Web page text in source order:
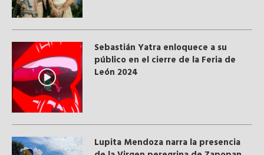
Sebastián Yatra enloquece a su
público en el cierre de la Feria de
León 2024
Lupita Mendoza narra la presencia